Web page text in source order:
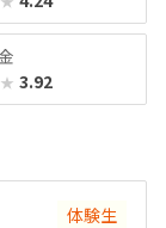
3.92
体験生